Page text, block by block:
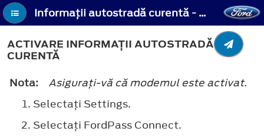
Informaţii autostradă curentă - Activare Informaţii autostradă curentă
ACTIVARE INFORMAŢII AUTOSTRADĂ
CURENTĂ
Nota:
Asiguraţi-vă că modemul este activat.
Selectaţi Settings.
Selectaţi FordPass Connect.